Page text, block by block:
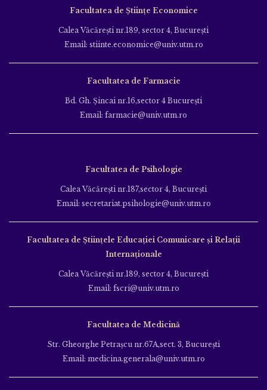
Facultatea de Științe Economice
Calea Văcăreşti nr.189, sector 4, Bucureşti
Email: stiinte.economice@univ.utm.ro
Facultatea de Farmacie
Bd. Gh. Şincai nr.16,sector 4 Bucureşti
Email: farmacie@univ.utm.ro
Facultatea de Psihologie
Calea Văcăreşti nr.187,sector 4, Bucureşti
Email: secretariat.psihologie@univ.utm.ro
Facultatea de Ştiinţele Educației Comunicare și Relații
Internaționale
Calea Văcăreşti nr.189, sector 4, Bucureşti
Email: fscri@univ.utm.ro
Facultatea de Medicină
Str. Gheorghe Petraşcu nr.67A,sect. 3, Bucureşti
Email: medicina.generala@univ.utm.ro